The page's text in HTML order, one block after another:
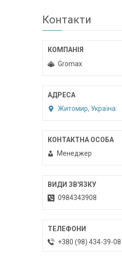
Контакти
Gromax
Житомир, Україна
Менеджер
0984343908
+380 (98) 434-39-08